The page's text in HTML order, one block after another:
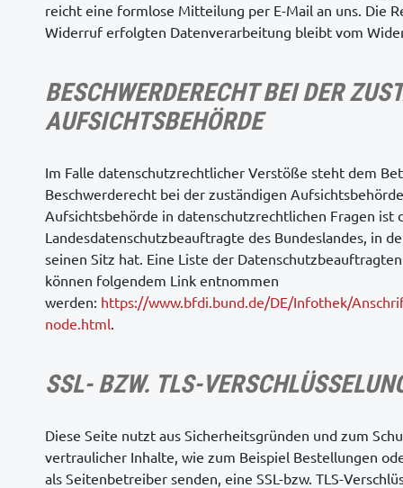
reicht eine formlose Mitteilung per E-Mail an uns. Die
Widerruf erfolgten Datenverarbeitung bleibt vom
BESCHWERDERECHT BEI DER
AUFSICHTSBEHÖRDE
Im Falle datenschutzrechtlicher Verstöße steht dem
Beschwerderecht bei der zuständigen
Aufsichtsbehörde in datenschutzrechtlichen Fragen ist
Landesdatenschutzbeauftragte des Bundeslandes, in
seinen Sitz hat. Eine Liste der
können folgendem Link entnommen
werden: https://www.bfdi.bund.de/DE/Infothek/
node.html.
SSL- BZW. TLS-
Diese Seite nutzt aus Sicherheitsgründen und zum
vertraulicher Inhalte, wie zum Beispiel Bestellungen
als Seitenbetreiber senden, eine SSL-bzw. TLS-